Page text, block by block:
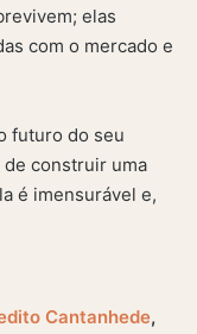
elas
com o mercado e
futuro do seu
construir uma
é imensurável e,
Cantanhede,